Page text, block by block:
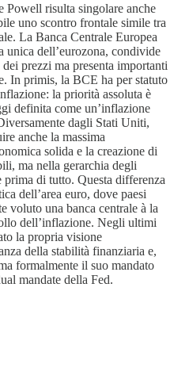
Powell risulta singolare anche
uno scontro frontale simile tra
La Banca Centrale Europea
unica dell’eurozona, condivide
prezzi ma presenta importanti
In primis, la BCE ha per statuto
la priorità assoluta è
definita come un’inflazione
dagli Stati Uniti,
anche la massima
solida e la creazione di
ma nella gerarchia degli
di tutto. Questa differenza
dell’area euro, dove paesi
voluto una banca centrale à la
dell’inflazione. Negli ultimi
la propria visione
della stabilità finanziaria e,
formalmente il suo mandato
mandate della Fed.